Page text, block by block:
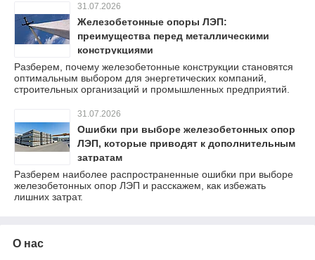
31.07.2026
Железобетонные опоры ЛЭП:
преимущества перед металлическими
конструкциями
Разберем, почему железобетонные конструкции становятся
оптимальным выбором для энергетических компаний,
строительных организаций и промышленных предприятий.
31.07.2026
Ошибки при выборе железобетонных опор
ЛЭП, которые приводят к дополнительным
затратам
Разберем наиболее распространенные ошибки при выборе
железобетонных опор ЛЭП и расскажем, как избежать
лишних затрат.
О нас